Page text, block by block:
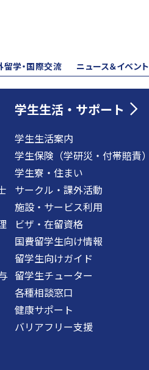
留学・国際交流 ニュース＆イベント
学生生活・サポート
学生生活案内
学生保険（学研災・付帯賠責）
学生寮・住まい
サークル・課外活動
施設・サービス利用
ビザ・在留資格
国費留学生向け情報
留学生向けガイド
留学生チューター
各種相談窓口
健康サポート
バリアフリー支援